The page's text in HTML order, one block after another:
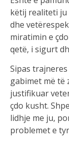
këtij realiteti ju
dhe
miratimin e
qetë, i sigurt
Sipas
gabimet më të
justifikuar
çdo kusht.
lidhje me ju,
problemet e